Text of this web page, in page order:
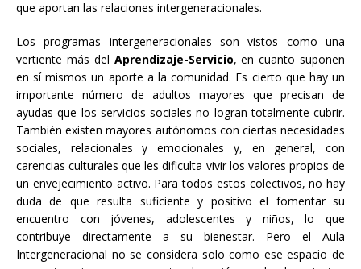
que aportan las relaciones intergeneracionales.
Los programas intergeneracionales son vistos como una
vertiente más del Aprendizaje-Servicio, en cuanto suponen
en sí mismos un aporte a la comunidad. Es cierto que hay un
importante número de adultos mayores que precisan de
ayudas que los servicios sociales no logran totalmente cubrir.
También existen mayores autónomos con ciertas necesidades
sociales, relacionales y emocionales y, en general, con
carencias culturales que les dificulta vivir los valores propios de
un envejecimiento activo. Para todos estos colectivos, no hay
duda de que resulta suficiente y positivo el fomentar su
encuentro con jóvenes, adolescentes y niños, lo que
contribuye directamente a su bienestar. Pero el Aula
Intergeneracional no se considera solo como ese espacio de